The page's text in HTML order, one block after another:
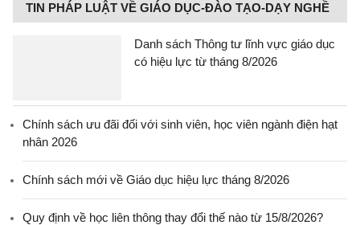
TIN PHÁP LUẬT VỀ GIÁO DỤC-ĐÀO TẠO-DẠY NGHỀ
Danh sách Thông tư lĩnh vực giáo dục
có hiệu lực từ tháng 8/2026
Chính sách ưu đãi đối với sinh viên, học viên ngành điện hạt
nhân 2026
Chính sách mới về Giáo dục hiệu lực tháng 8/2026
Quy định về học liên thông thay đổi thế nào từ 15/8/2026?